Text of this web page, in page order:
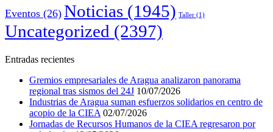
Eventos (26) Noticias (1945) Taller (1)
Uncategorized (2397)
Entradas recientes
Gremios empresariales de Aragua analizaron panorama
regional tras sismos del 24J 10/07/2026
Industrias de Aragua suman esfuerzos solidarios en centro de
acopio de la CIEA 02/07/2026
Jornadas de Recursos Humanos de la CIEA regresaron por